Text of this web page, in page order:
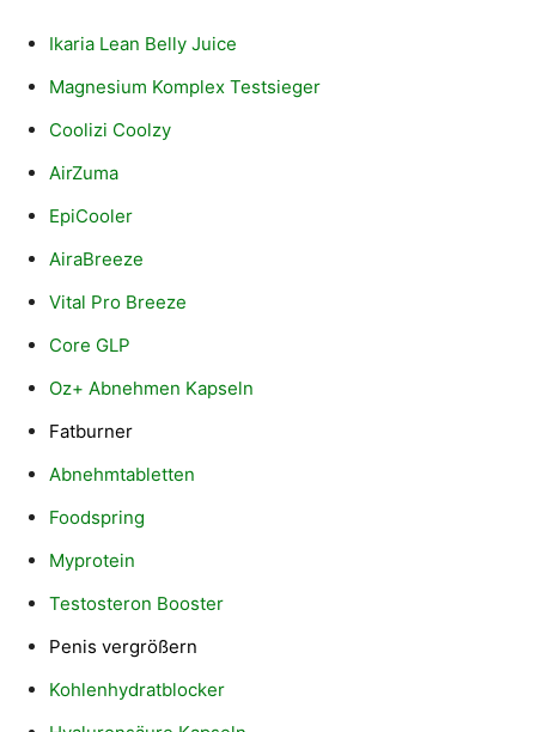
Ikaria Lean Belly Juice
Magnesium Komplex Testsieger
Coolizi Coolzy
AirZuma
EpiCooler
AiraBreeze
Vital Pro Breeze
Core GLP
Oz+ Abnehmen Kapseln
Fatburner
Abnehmtabletten
Foodspring
Myprotein
Testosteron Booster
Penis vergrößern
Kohlenhydratblocker